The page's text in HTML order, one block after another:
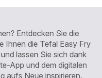
Entdecken Sie die
Ihnen die Tefal Easy Fry
lassen Sie sich dank
App und dem digitalen
aufs Neue inspirieren.